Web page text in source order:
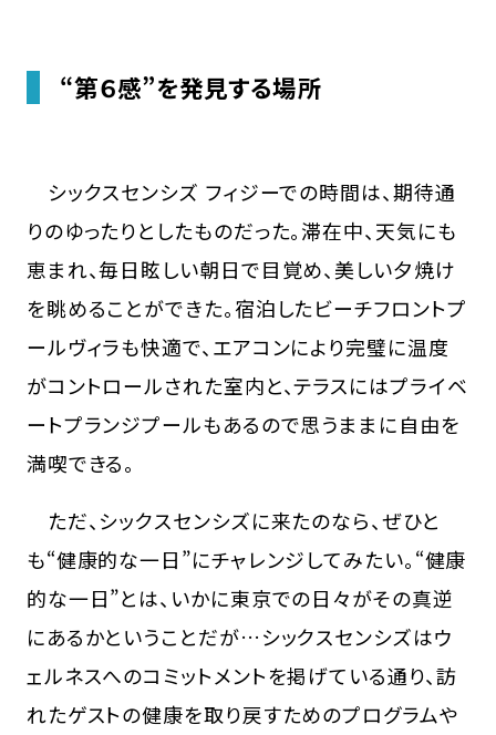
“第６感”を発見する場所
シックスセンシズ フィジーでの時間は、期待通
りのゆったりとしたものだった。滞在中、天気にも
恵まれ、毎日眩しい朝日で目覚め、美しい夕焼け
を眺めることができた。宿泊したビーチフロントプ
ールヴィラも快適で、エアコンにより完璧に温度
がコントロールされた室内と、テラスにはプライベ
ートプランジプールもあるので思うままに自由を
満喫できる。
ただ、シックスセンシズに来たのなら、ぜひと
も“健康的な一日”にチャレンジしてみたい。“健康
的な一日”とは、いかに東京での日々がその真逆
にあるかということだが…シックスセンシズはウ
ェルネスへのコミットメントを掲げている通り、訪
れたゲストの健康を取り戻すためのプログラムや